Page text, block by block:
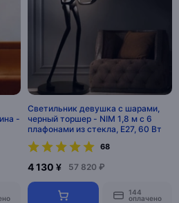
-
Светильник девушка с шарами,
черный торшер - NIM 1,8 м с 6
плафонами из стекла, E27, 60 Вт
68
4 130 ¥ 57 820 ₽
144
оплачено